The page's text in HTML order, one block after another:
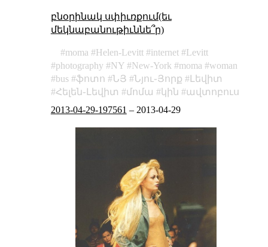
բնօրինակ սփիւռքում(եւ
մեկնաբանութիւննե՞ր)
moma Helen-Levitt internet
Levitt
photography
NY New-York moma
woman
bus
ֆոտո ՆՅ Նյու֊Յորք
Լեվիտ
Հելեն֊Լեվիտ
մոմա կին
ավտոբուս
2013-04-29-197561 – 2013-04-29